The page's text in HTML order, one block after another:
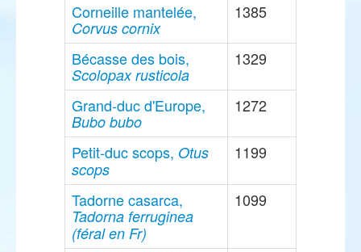
Corneille mantelée,
Corvus cornix
1385
Bécasse des bois,
Scolopax rusticola
1329
Grand-duc d'Europe,
Bubo bubo
1272
Petit-duc scops, Otus
scops
1199
Tadorne casarca,
Tadorna ferruginea
(féral en Fr)
1099